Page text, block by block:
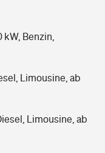
kW, Benzin,
Limousine, ab
Limousine, ab